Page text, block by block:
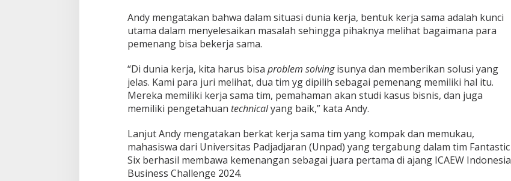
Andy mengatakan bahwa dalam situasi dunia kerja, bentuk kerja sama adalah kunci
utama dalam menyelesaikan masalah sehingga pihaknya melihat bagaimana para
pemenang bisa bekerja sama.
“Di dunia kerja, kita harus bisa problem solvingisunya dan memberikan solusi yang
jelas. Kami para juri melihat, dua tim yg dipilih sebagai pemenang memiliki hal itu.
Mereka memiliki kerja sama tim, pemahaman akan studi kasus bisnis, dan juga
memiliki pengetahuan technicalyang baik,” kata Andy.
Lanjut Andy mengatakan berkat kerja sama tim yang kompak dan memukau,
mahasiswa dari Universitas Padjadjaran (Unpad) yang tergabung dalam tim Fantastic
Six berhasil membawa kemenangan sebagai juara pertama di ajang ICAEW Indonesia
Business Challenge 2024.